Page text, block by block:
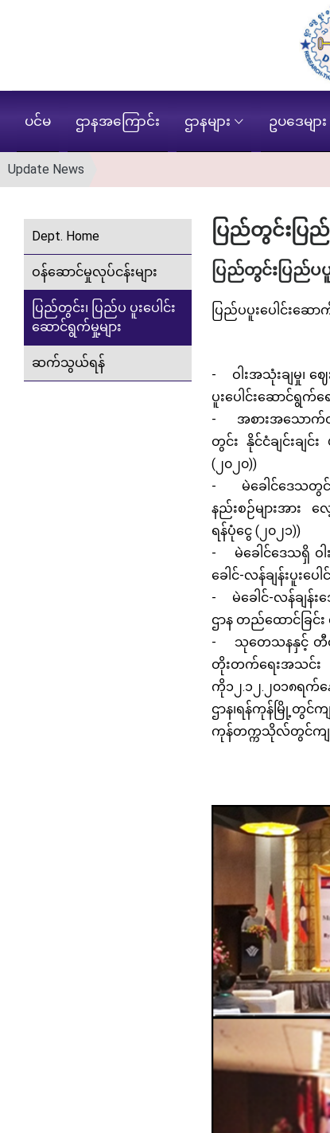
ပင်မ ဌာနအကြောင်း ဌာနများ ဥပဒေများ
Update News
Dept. Home
ဝန်ဆောင်မှုလုပ်ငန်းများ
ပြည်တွင်း၊ ပြည်ပ ပူးပေါင်း
ဆောင်ရွက်မှု့များ
ဆက်သွယ်ရန်
ပြည်တွင်းပြ
ပြည်တွင်းပြည်ပ
ပြည်ပပူးပေါင်းဆော
- ဝါးအသုံးချမှု၊ ဈ
ပူးပေါင်းဆောင်ရွက်
- အစားအသောက်ထုတ်
တွင်း နိုင်ငံချင်းချ
(၂၀၂၀))
- မဲခေါင်ဒေသတွင်
နည်းစဉ်များအား
ရန်ပုံငွေ (၂၀၂၁))
- မဲခေါင်ဒေသရှိ ဝ
ခေါင်-လန်ချန်းပူးပ
- မဲခေါင်-လန်ချန်း
ဌာန တည်ထောင်ခြင်း
- သုတေသနနှင့် တီထွင်
တိုးတက်ရေးအသင်း
ကို၁၂.၁၂.၂၀၁၈ရ
ဌာန၊ရန်ကုန်မြို့တွင်
ကုန်တက္ကသိုလ်တွင်ကျ